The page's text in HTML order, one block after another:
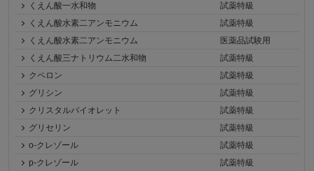
くえん酸一水和物
試薬特級
くえん酸水素二アンモニウム
試薬特級
くえん酸水素二アンモニウム
医薬品試験用
くえん酸三ナトリウム二水和物
試薬特級
クペロン
試薬特級
グリシン
試薬特級
クリスタルバイオレット
試薬特級
グリセリン
試薬特級
o-クレゾール
試薬特級
p-クレゾール
試薬特級